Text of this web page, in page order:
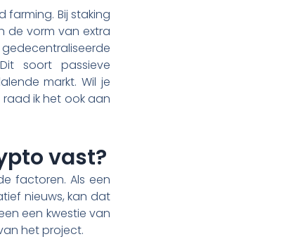
farming. Bij staking
de vorm van extra
soort passieve
markt. Wil je
ik het ook aan
vast?
factoren. Als een
nieuws, kan dat
een kwestie van
het project.